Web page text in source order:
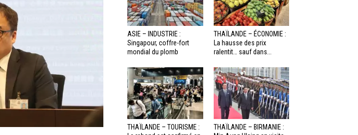
ASIE – INDUSTRIE :
Singapour, coffre-fort
mondial du plomb
THAÏLANDE – ÉCONOMIE :
La hausse des prix
ralentit… sauf dans...
THAÏLANDE – TOURISME :
THAÏLANDE – BIRMANIE :